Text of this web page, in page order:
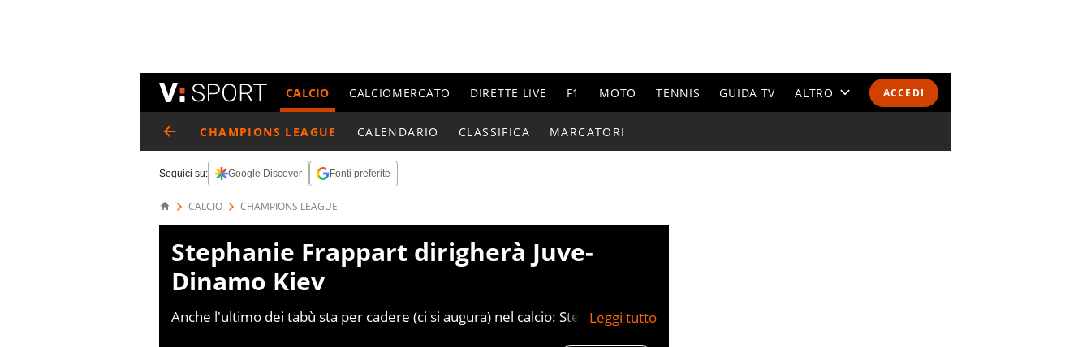
ACCEDI
CALCIO CALCIOMERCATO DIRETTE LIVE F1 MOTO TENNIS GUIDA TV ALTRO
CHAMPIONS LEAGUE CALENDARIO CLASSIFICA MARCATORI
Seguici su: Google Discover Fonti preferite
CALCIO CHAMPIONS LEAGUE
Stephanie Frappart dirigherà Juve-
Dinamo Kiev
Anche l'ultimo dei tabù sta per cadere (ci si augura) nel calcio: Stephanie